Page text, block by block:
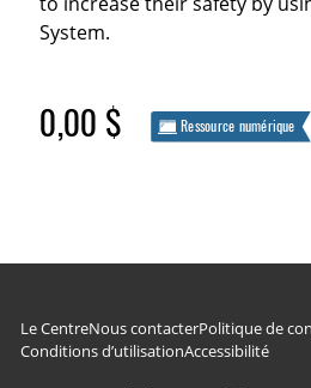
System.
0,00 $ Ressource numérique
Navigation du pied
Le CentreNous contacterPolitique de
Conditions d’utilisationAccessibilité